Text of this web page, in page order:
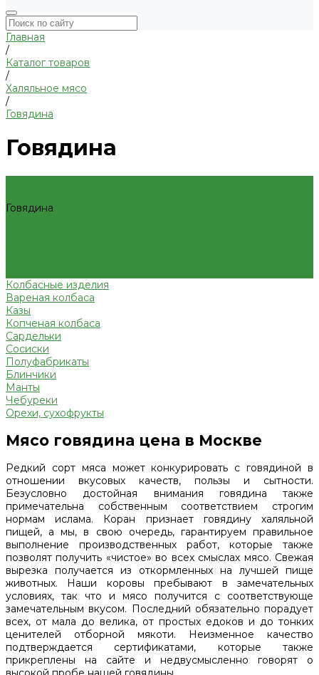
Главная
/
Каталог товаров
/
Халяльное мясо
/
Говядина
Говядина
Говядина
Колбасные изделия
Вареная колбаса
Казы
Копченая колбаса
Сардельки
Сосиски
Полуфабрикаты
Блинчики
Манты
Чебуреки
Орехи, сухофрукты
Мясо говядина цена в Москве
Редкий сорт мяса может конкурировать с говядиной в
отношении вкусовых качеств, пользы и сытности.
Безусловно достойная внимания говядина также
примечательна собственным соответствием строгим
нормам ислама. Коран признает говядину халяльной
пищей, а мы, в свою очередь, гарантируем правильное
выполнение производственных работ, которые также
позволят получить «чистое» во всех смыслах мясо. Свежая
вырезка получается из откормленных на лучшей пище
животных. Наши коровы пребывают в замечательных
условиях, так что и мясо получится с соответствующе
замечательным вкусом. Последний обязательно порадует
всех, от мала до велика, от простых едоков и до тонких
ценителей отборной мякоти. Неизменное качество
подтверждается сертификатами, которые также
прикреплены на сайте и недвусмысленно говорят о